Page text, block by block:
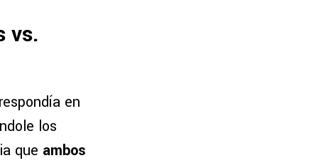
vs.
en
los
que ambos